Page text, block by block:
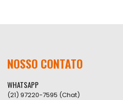
NOSSO CONTATO
WHATSAPP
(21) 97220-7595 (Chat)